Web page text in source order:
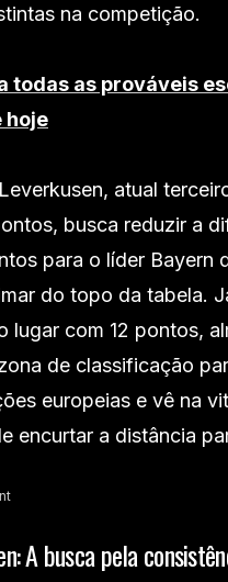
na competição.
todas as prováveis
hoje
atual
busca reduzir a
para o líder Bayern
do topo da tabela.
lugar com 12 pontos,
de classificação
europeias e vê na
encurtar a distância
A busca pela